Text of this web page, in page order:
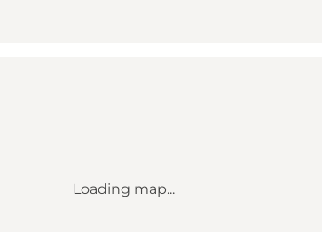
Loading map...